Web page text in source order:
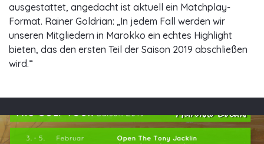
ausgestattet, angedacht ist aktuell ein Matchplay-
Format. Rainer Goldrian: „In jedem Fall werden wir
unseren Mitgliedern in Marokko ein echtes Highlight
bieten, das den ersten Teil der Saison 2019 abschließen
wird.“